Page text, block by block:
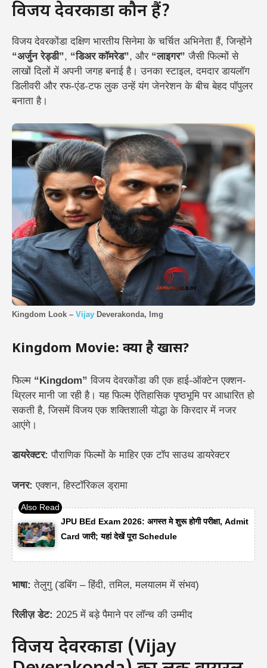
विजय देवरकोंडा कौन हैं?
विजय देवरकोंडा दक्षिण भारतीय सिनेमा के चर्चित अभिनेता हैं, जिन्होंने
“अर्जुन रेड्डी”, “डिअर कॉमरेड”, और “लाइगर” जैसी फिल्मों से
लाखों दिलों में अपनी जगह बनाई है। उनका स्टाइल, दमदार डायलॉग
डिलीवरी और रफ-एंड-टफ लुक उन्हें यंग जेनरेशन के बीच बेहद पॉपुलर
बनाता है।
Kingdom Look – Vijay Deverakonda, Img
Kingdom Movie: क्या है खास?
फिल्म “Kingdom” विजय देवरकोंडा की एक हाई-ऑक्टेन एक्शन-
थ्रिलर मानी जा रही है। यह फिल्म ऐतिहासिक पृष्ठभूमि पर आधारित हो
सकती है, जिसमें विजय एक शक्तिशाली योद्धा के किरदार में नजर
आएंगे।
डायरेक्टर: पौराणिक फिल्मों के माहिर एक टॉप साउथ डायरेक्टर
जनर: एक्शन, हिस्टॉरिकल ड्रामा
JPU BEd Exam 2026: अगस्त मे शुरू होगी परीक्षा, Admit
Card जारी; यहां देखें पूरा Schedule
भाषा: तेलुगु (डबिंग – हिंदी, तमिल, मलयालम में संभव)
रिलीज़ डेट: 2025 में बड़े पैमाने पर लॉन्च की उम्मीद
विजय देवरकोंडा (Vijay